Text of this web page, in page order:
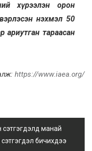
хүрээлэн орон
нэхмэл 50
ариутган тараасан
https://www.iaea.org/
манай
сэтгэгдэл бичихдээ